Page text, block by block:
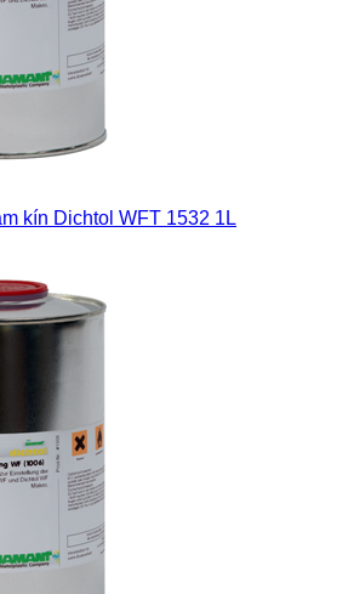
kín Dichtol WFT 1532 1L